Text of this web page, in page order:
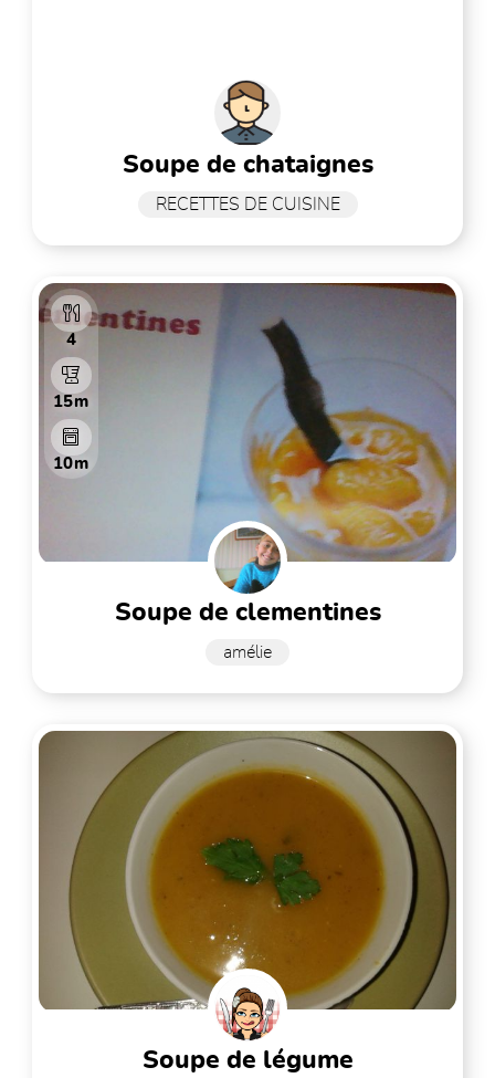
soupe de chataignes
RECETTES DE CUISINE
4
15m
10m
soupe de clementines
amélie
soupe de légume